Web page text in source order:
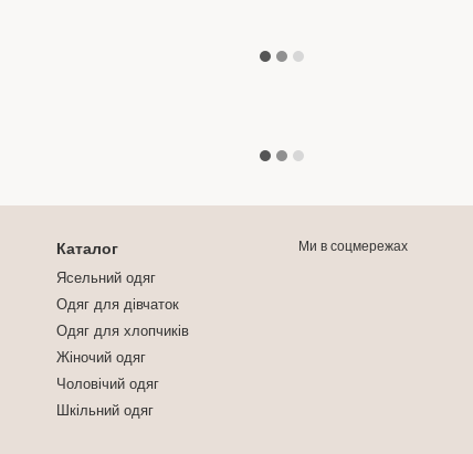
Каталог
Ясельний одяг
Одяг для дівчаток
Одяг для хлопчиків
Жіночий одяг
Чоловічий одяг
Шкільний одяг
Ми в соцмережах